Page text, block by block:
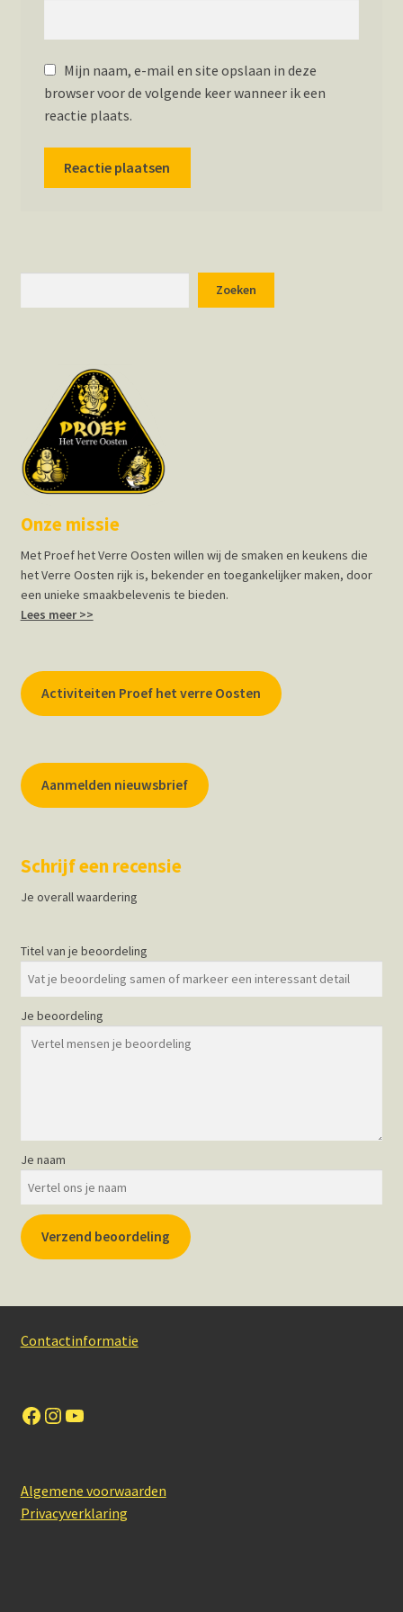
Mijn naam, e-mail en site opslaan in deze
browser voor de volgende keer wanneer ik een
reactie plaats.
Zoeken
Onze missie
Met Proef het Verre Oosten willen wij de smaken en keukens die
het Verre Oosten rijk is, bekender en toegankelijker maken, door
een unieke smaakbelevenis te bieden.
Lees meer >>
Activiteiten Proef het verre Oosten
Aanmelden nieuwsbrief
Schrijf een recensie
Je overall waardering
Titel van je beoordeling
Je beoordeling
Je naam
Verzend beoordeling
Contactinformatie
Facebook
Instagram
YouTube
Algemene voorwaarden
Privacyverklaring